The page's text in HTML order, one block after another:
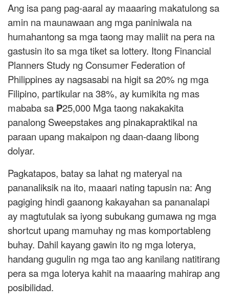
Ang isa pang pag-aaral ay maaaring makatulong sa
amin na maunawaan ang mga paniniwala na
humahantong sa mga taong may maliit na pera na
gastusin ito sa mga tiket sa lottery. Itong Financial
Planners Study ng Consumer Federation of
Philippines ay nagsasabi na higit sa 20% ng mga
Filipino, partikular na 38%, ay kumikita ng mas
mababa sa₱25,000 Mga taong nakakakita
panalong Sweepstakes ang pinakapraktikal na
paraan upang makaipon ng daan-daang libong
dolyar.
Pagkatapos, batay sa lahat ng materyal na
pananaliksik na ito, maaari nating tapusin na: Ang
pagiging hindi gaanong kakayahan sa pananalapi
ay magtutulak sa iyong subukang gumawa ng mga
shortcut upang mamuhay ng mas komportableng
buhay. Dahil kayang gawin ito ng mga loterya,
handang gugulin ng mga tao ang kanilang natitirang
pera sa mga loterya kahit na maaaring mahirap ang
posibilidad.